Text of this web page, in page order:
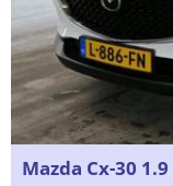
Mazda Cx-30 1.9